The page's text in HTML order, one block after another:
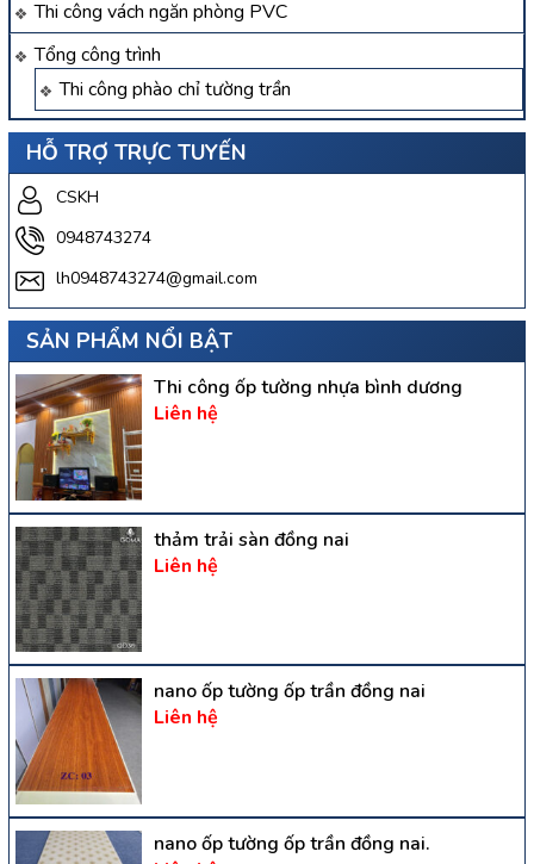
Thi công vách ngăn phòng PVC
Tổng công trình
Thi công phào chỉ tường trần
HỖ TRỢ TRỰC TUYẾN
CSKH
0948743274
lh0948743274@gmail.com
SẢN PHẨM NỔI BẬT
Thi công ốp tường nhựa bình dương
Liên hệ
thảm trải sàn đồng nai
Liên hệ
nano ốp tường ốp trần đồng nai
Liên hệ
nano ốp tường ốp trần đồng nai.